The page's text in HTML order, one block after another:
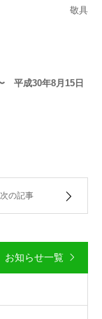
敬具
成30年8月15日
次の記事
お知らせ一覧